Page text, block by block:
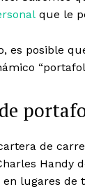
que le
es posible
de
Handy
lugares de